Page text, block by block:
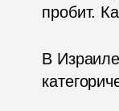
пробит.
В